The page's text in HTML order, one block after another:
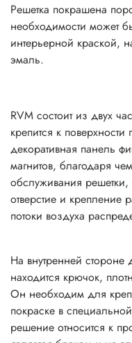
Решетка покрашена
необходимости может
интерьерной краской,
эмаль.
RVM состоит из двух
крепится к
декоративная панель
магнитов, благодаря
обслуживания решетки,
отверстие и крепление
потоки воздуха
На внутренней стороне
находится крючок,
Он необходим для
покраске в
решение относится к